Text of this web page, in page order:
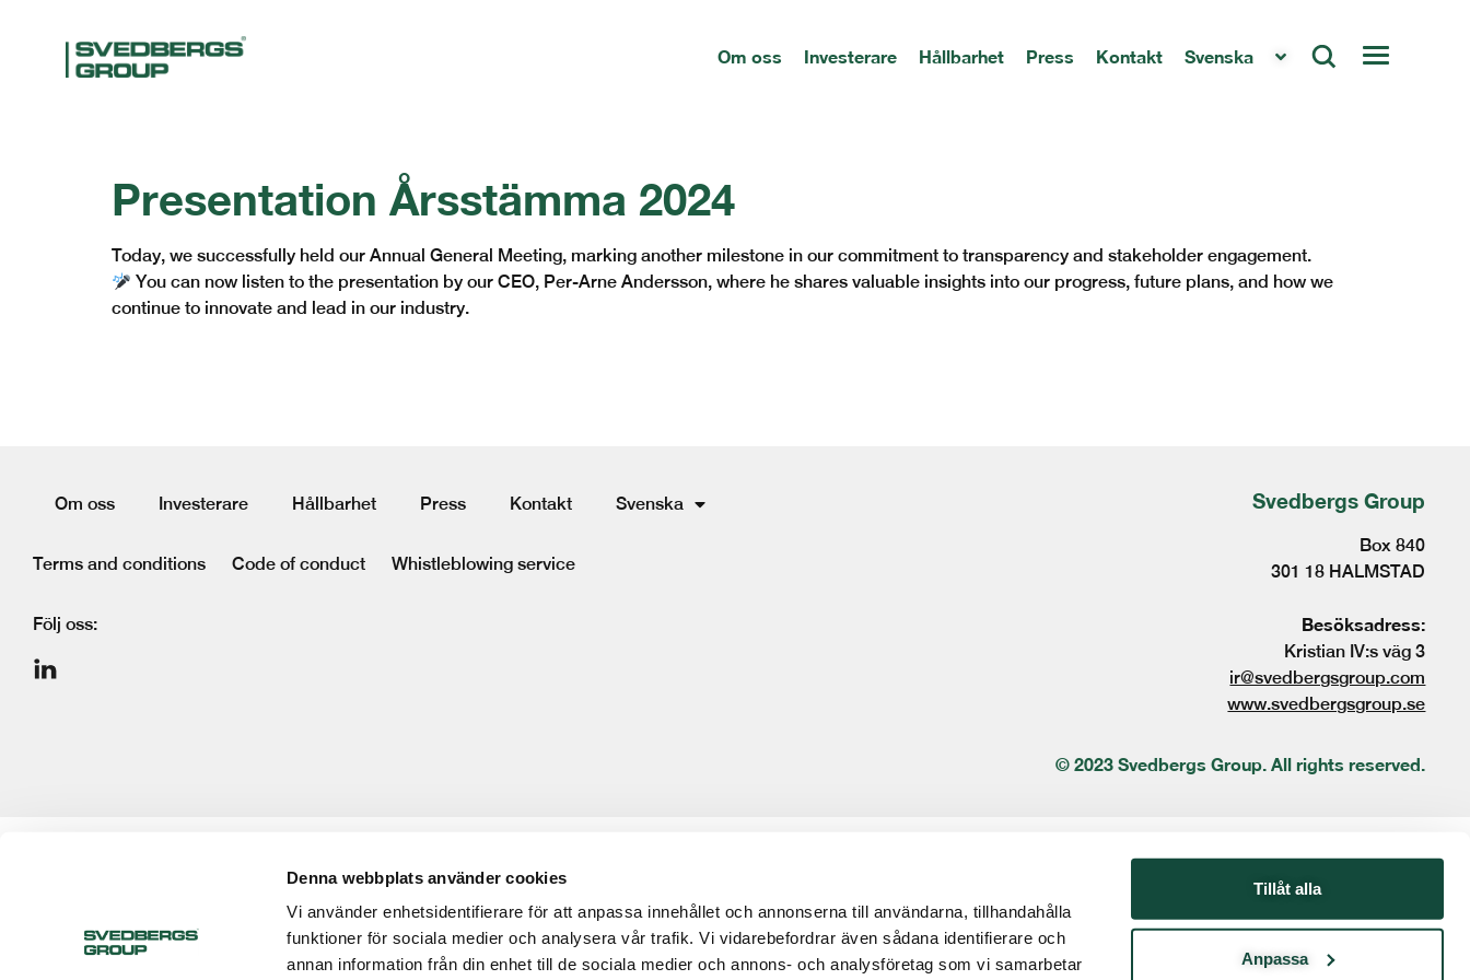
Denna webbplats använder cookies
Vi använder enhetsidentifierare för att anpassa innehållet och annonserna till användarna, tillhandahålla
funktioner för sociala medier och analysera vår trafik. Vi vidarebefordrar även sådana identifierare och
annan information från din enhet till de sociala medier och annons- och analysföretag som vi samarbetar
Tillåt alla
Anpassa
Om oss Investerare Hållbarhet Press Kontakt Svenska
Presentation Årsstämma 2024
Today, we successfully held our Annual General Meeting, marking another milestone in our commitment to transparency and stakeholder engagement.
You can now listen to the presentation by our CEO, Per-Arne Andersson, where he shares valuable insights into our progress, future plans, and how we
continue to innovate and lead in our industry.
Om oss Investerare Hållbarhet Press Kontakt Svenska
Terms and conditions Code of conduct Whistleblowing service
Följ oss:
Svedbergs Group
Box 840
301 18 HALMSTAD
Besöksadress:
Kristian IV:s väg 3
ir@svedbergsgroup.com
www.svedbergsgroup.se
© 2023 Svedbergs Group. All rights reserved.